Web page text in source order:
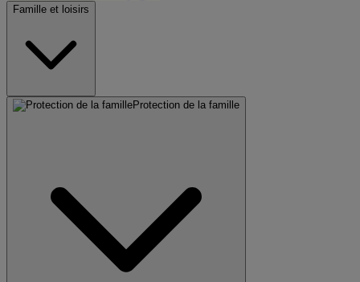
Famille et loisirs
Protection de la famille